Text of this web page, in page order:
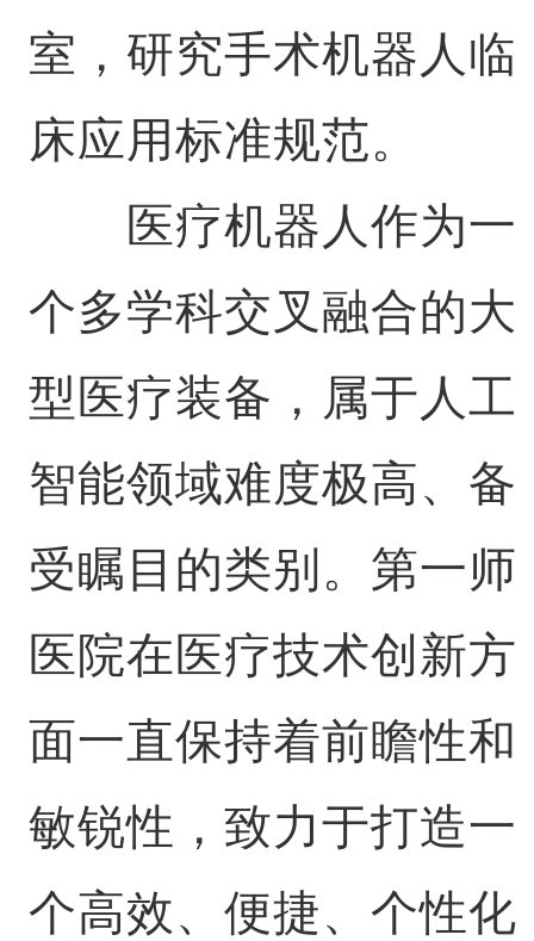
室，研究手术机器人临
床应用标准规范。
医疗机器人作为一
个多学科交叉融合的大
型医疗装备，属于人工
智能领域难度极高、备
受瞩目的类别。第一师
医院在医疗技术创新方
面一直保持着前瞻性和
敏锐性，致力于打造一
个高效、便捷、个性化